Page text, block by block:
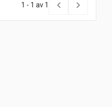
1 - 1 av 1